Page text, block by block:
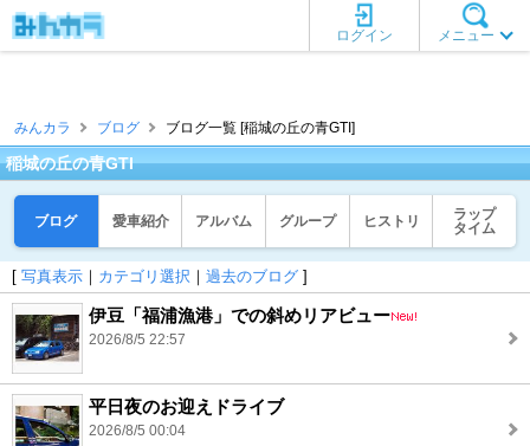
メニュー
ログイン
みんカラ ブログ ブログ一覧 [稲城の丘の青GTI]
稲城の丘の青GTI
ブログ 愛車紹介 アルバム グループ ヒストリ
ラップ
タイム
[ 写真表示 ｜ カテゴリ選択 ｜ 過去のブログ ]
伊豆「福浦漁港」での斜めリアビュー
2026/8/5 22:57
平日夜のお迎えドライブ
2026/8/5 00:04